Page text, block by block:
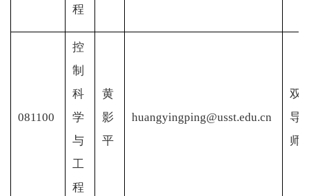
程
081100
控
制
科
学
与
工
程
黄
影
平
huangyingping@usst.edu.cn
双
导
师